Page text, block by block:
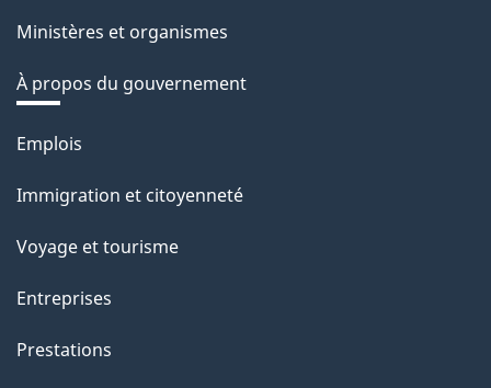
Ministères et organismes
À propos du gouvernement
Thèmes
sujets
Emplois
Immigration et citoyenneté
Voyage et tourisme
Entreprises
Prestations